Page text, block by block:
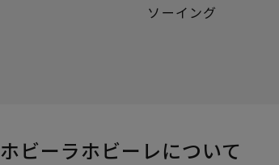
ソーイング
ホビーラホビーレについて